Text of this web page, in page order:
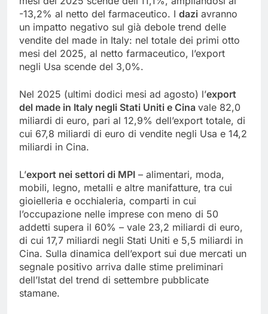
-13,2% al netto del farmaceutico. I dazi avranno
un impatto negativo sul già debole trend delle
vendite del made in Italy: nel totale dei primi otto
mesi del 2025, al netto farmaceutico, l’export
negli Usa scende del 3,0%.
Nel 2025 (ultimi dodici mesi ad agosto) l’export
del made in Italy negli Stati Uniti e Cina vale 82,0
miliardi di euro, pari al 12,9% dell’export totale, di
cui 67,8 miliardi di euro di vendite negli Usa e 14,2
miliardi in Cina.
L’export nei settori di MPI – alimentari, moda,
mobili, legno, metalli e altre manifatture, tra cui
gioielleria e occhialeria, comparti in cui
l’occupazione nelle imprese con meno di 50
addetti supera il 60% – vale 23,2 miliardi di euro,
di cui 17,7 miliardi negli Stati Uniti e 5,5 miliardi in
Cina. Sulla dinamica dell’export sui due mercati un
segnale positivo arriva dalle stime preliminari
dell’Istat del trend di settembre pubblicate
stamane.